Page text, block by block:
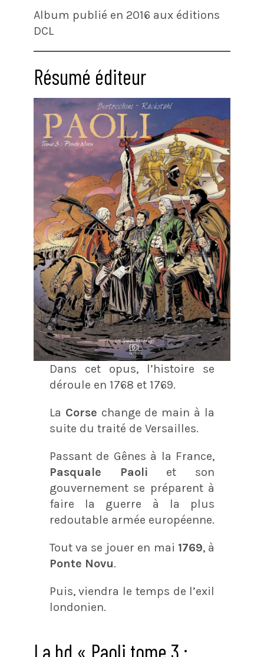
Album publié en 2016 aux éditions
DCL
Résumé éditeur
Dans cet opus, l’histoire se
déroule en 1768 et 1769.
La Corse change de main à la
suite du traité de Versailles.
Passant de Gênes à la France,
Pasquale Paoli et son
gouvernement se préparent à
faire la guerre à la plus
redoutable armée européenne.
Tout va se jouer en mai 1769, à
Ponte Novu.
Puis, viendra le temps de l’exil
londonien.
La bd « Paoli tome 3 :